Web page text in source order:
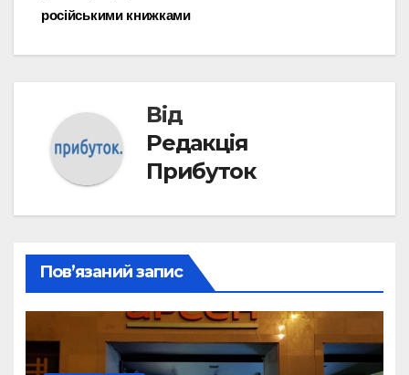
російськими книжками
Від
Редакція
Прибуток
Пов’язаний запис